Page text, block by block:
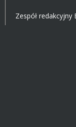
Zespół redakcyjny